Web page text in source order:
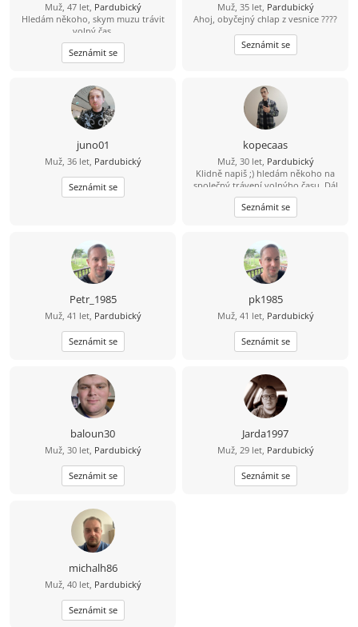
Muž, 47 let, Pardubický
Hledám někoho, skym muzu trávit
,volný čas..
Seznámit se
Muž, 35 let, Pardubický
Ahoj, obyčejný chlap z vesnice ????
Seznámit se
juno01
Muž, 36 let, Pardubický
Seznámit se
kopecaas
Muž, 30 let, Pardubický
Klidně napiš ;) hledám někoho na
společný trávení volnýho času. Dál
se uvidí podle sympatií. Inteligentní
pohodář, rád sportuju, rád si přečtu
knížku.
Seznámit se
Petr_1985
Muž, 41 let, Pardubický
Seznámit se
pk1985
Muž, 41 let, Pardubický
Seznámit se
baloun30
Muž, 30 let, Pardubický
Seznámit se
Jarda1997
Muž, 29 let, Pardubický
Seznámit se
michalh86
Muž, 40 let, Pardubický
Seznámit se